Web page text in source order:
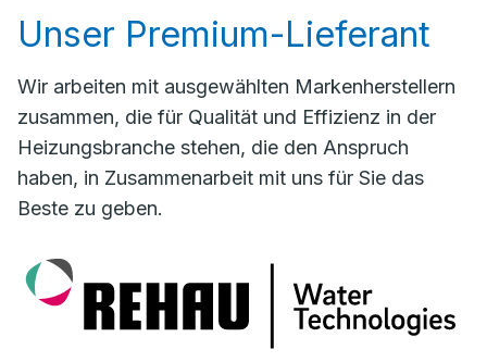
Unser Premium-Lieferant
Wir arbeiten mit ausgewählten Markenherstellern
zusammen, die für Qualität und Effizienz in der
Heizungsbranche stehen, die den Anspruch
haben, in Zusammenarbeit mit uns für Sie das
Beste zu geben.